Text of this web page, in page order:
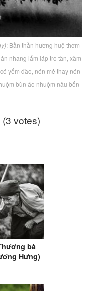
: Bần thần hương huệ thơm
nhang lấm láp tro tàn, xăm
yếm đào, nón mê thay nón
bùn áo nhuộm nâu bốn
(3 votes)
bà
Hưng)